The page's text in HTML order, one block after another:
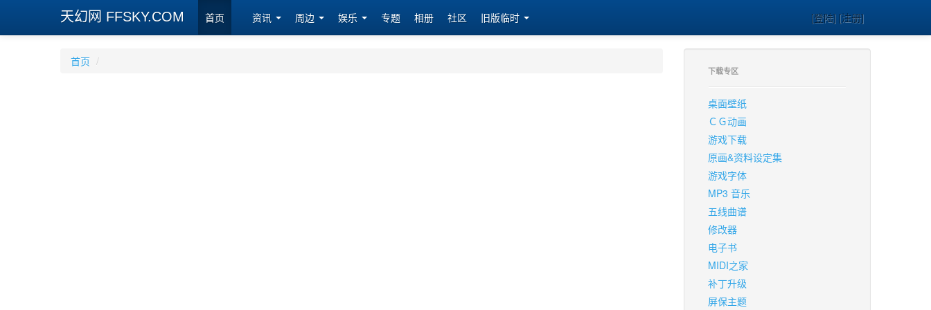
天幻网 FFSKY.COM 首页 资讯 周边 娱乐 专题 相册 社区 旧版临时 [登陆] [注册]
首页 /
下载专区
桌面壁纸
ＣＧ动画
游戏下载
原画&资料设定集
游戏字体
MP3 音乐
五线曲谱
修改器
电子书
MIDI之家
补丁升级
屏保主题